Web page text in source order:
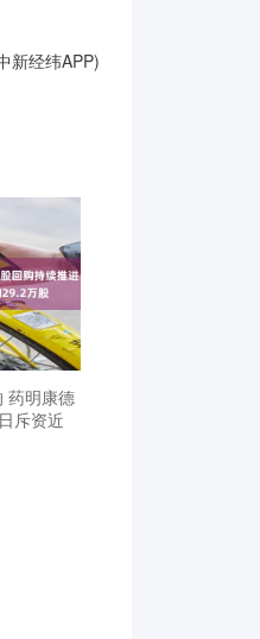
新经纬APP)
药明康德
斥资近